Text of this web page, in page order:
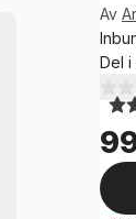
Av
Del i
4,8